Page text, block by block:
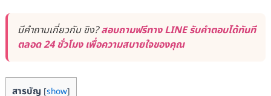
มีคำถามเกี่ยวกับ ขิง?สอบถามฟรีทาง LINE รับคำตอบได้ทันที
ตลอด 24 ชั่วโมง เพื่อความสบายใจของคุณ
สารบัญ [show]